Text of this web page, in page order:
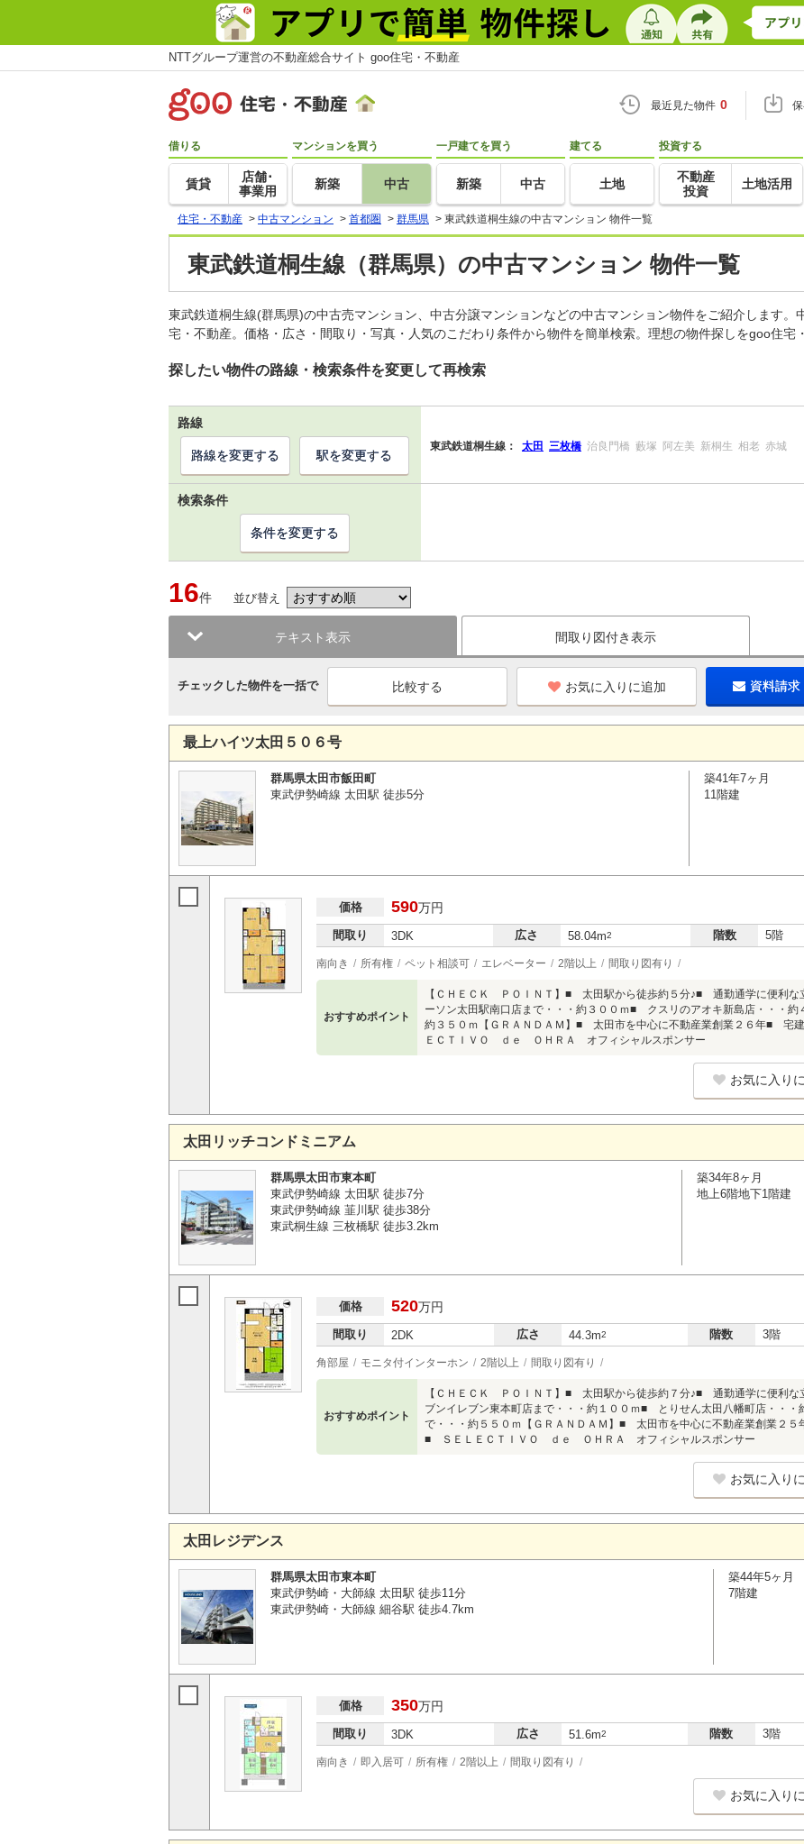
NTTグループ運営の不動産総合サイト goo住宅・不動産
最近見た物件 0
借りる
賃貸
店舗･
事業用
マンションを買う
新築 中古
一戸建てを買う
新築 中古
建てる
土地
投資する
不動産
投資
土地活用
住宅・不動産 > 中古マンション > 首都圏 > 群馬県 > 東武鉄道桐生線の中古マンション 物件一覧
東武鉄道桐生線（群馬県）の中古マンション 物件一覧
東武鉄道桐生線(群馬県)の中古売マンション、中古分譲マンションなどの中古マンション物件をご紹介します。
宅・不動産。価格・広さ・間取り・写真・人気のこだわり条件から物件を簡単検索。理想の物件探しをgoo住宅
探したい物件の路線・検索条件を変更して再検索
路線
東武鉄道桐生線： 太田 三枚橋 治良門橋 藪塚 阿左美 新桐生 相老 赤城
路線を変更する 駅を変更する
検索条件
条件を変更する
16件 並び替え
テキスト表示 間取り図付き表示
チェックした物件を一括で お気に入りに追加 資料請求
最上ハイツ太田５０６号
群馬県太田市飯田町
東武伊勢崎線 太田駅 徒歩5分
築41年7ヶ月
11階建
価格 590万円
間取り 3DK 広さ 58.04m2 階数 5階
南向き 所有権 ペット相談可 エレベーター 2階以上 間取り図有り
おすすめポイント
【ＣＨＥＣＫ ＰＯＩＮＴ】■ 太田駅から徒歩約５分♪■ 通勤通学に便利
ーソン太田駅南口店まで・・・約３００ｍ■ クスリのアオキ新島店・・・
約３５０ｍ【ＧＲＡＮＤＡＭ】■ 太田市を中心に不動産業創業２６年■ 宅
ＥＣＴＩＶＯ ｄｅ ＯＨＲＡ オフィシャルスポンサー
お気に入り
太田リッチコンドミニアム
群馬県太田市東本町
東武伊勢崎線 太田駅 徒歩7分
東武伊勢崎線 韮川駅 徒歩38分
東武桐生線 三枚橋駅 徒歩3.2km
築34年8ヶ月
地上6階地下1階建
価格 520万円
間取り 2DK 広さ 44.3m2 階数 3階
角部屋 モニタ付インターホン 2階以上 間取り図有り
おすすめポイント
【ＣＨＥＣＫ ＰＯＩＮＴ】■ 太田駅から徒歩約７分♪■ 通勤通学に便利
ブンイレブン東本町店まで・・・約１００ｍ■ とりせん太田八幡町店・・
で・・・約５５０ｍ【ＧＲＡＮＤＡＭ】■ 太田市を中心に不動産業創業２
■ ＳＥＬＥＣＴＩＶＯ ｄｅ ＯＨＲＡ オフィシャルスポンサー
お気に入り
太田レジデンス
群馬県太田市東本町
東武伊勢崎・大師線 太田駅 徒歩11分
東武伊勢崎・大師線 細谷駅 徒歩4.7km
築44年5ヶ月
7階建
価格 350万円
間取り 3DK 広さ 51.6m2 階数 3階
南向き 即入居可 所有権 2階以上 間取り図有り
お気に入り